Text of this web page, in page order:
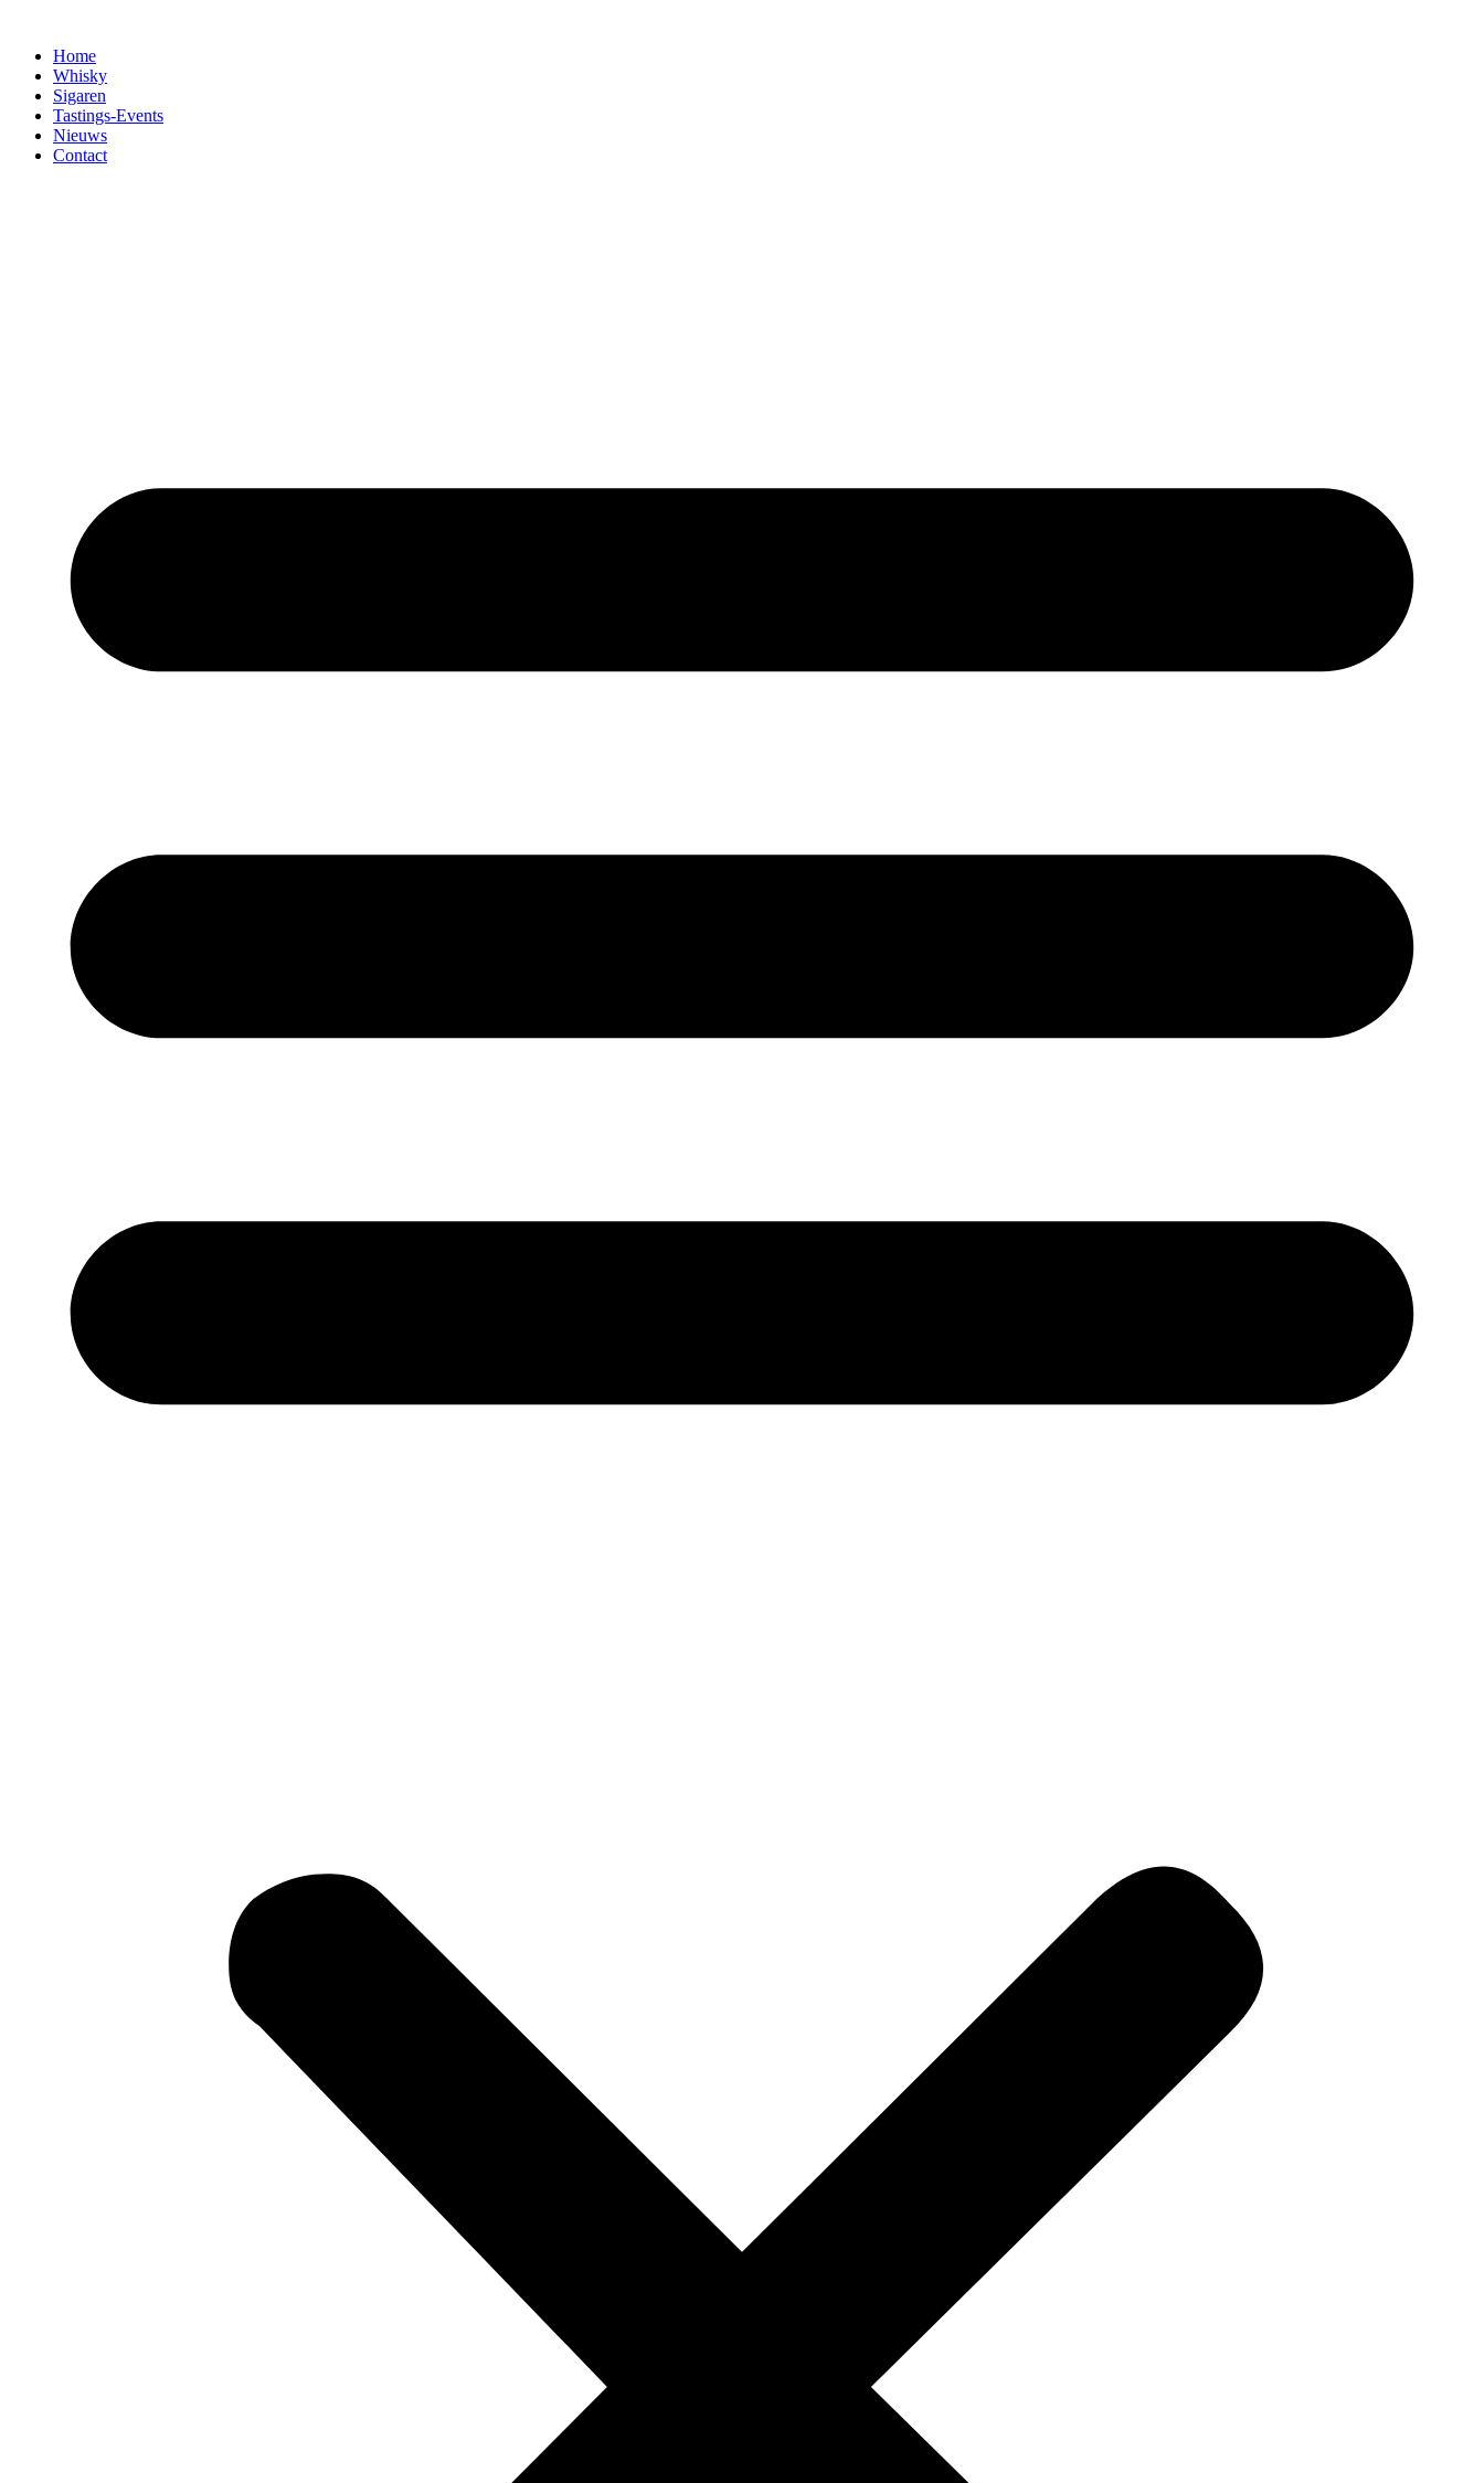
Home
Whisky
Sigaren
Tastings-Events
Nieuws
Contact